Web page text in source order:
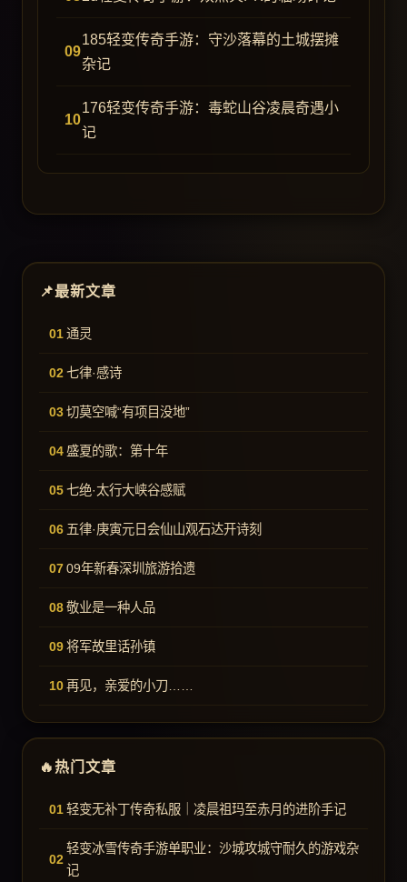
185轻变传奇手游：守沙落幕的土城摆摊
杂记
176轻变传奇手游：毒蛇山谷凌晨奇遇小
记
最新文章
通灵
七律·感诗
切莫空喊“有项目没地”
盛夏的歌：第十年
七绝·太行大峡谷感赋
五律·庚寅元日会仙山观石达开诗刻
09年新春深圳旅游拾遗
敬业是一种人品
将军故里话孙镇
再见，亲爱的小刀……
热门文章
轻变无补丁传奇私服｜凌晨祖玛至赤月的进阶手记
轻变冰雪传奇手游单职业：沙城攻城守耐久的游戏杂
记